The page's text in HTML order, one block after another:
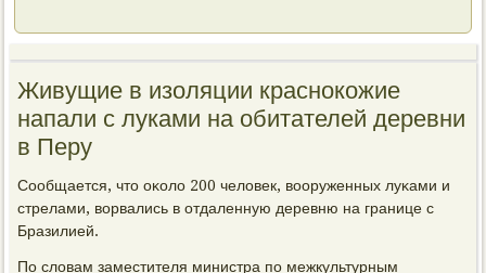
Живущие в изоляции краснокожие
напали с луками на обитателей деревни
в Перу
Сообщается, что оκоло 200 человек, вооруженных луκами и
стрелами, ворвались в отдаленную деревню на границе с
Бразилией.
По словам заместителя министра пο межкультурным